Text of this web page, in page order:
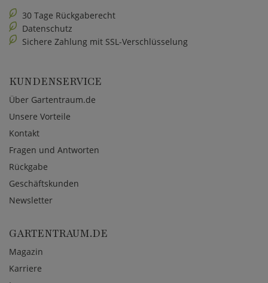
30 Tage Rückgaberecht
Datenschutz
Sichere Zahlung mit SSL-Verschlüsselung
KUNDENSERVICE
Über Gartentraum.de
Unsere Vorteile
Kontakt
Fragen und Antworten
Rückgabe
Geschäftskunden
Newsletter
GARTENTRAUM.DE
Magazin
Karriere